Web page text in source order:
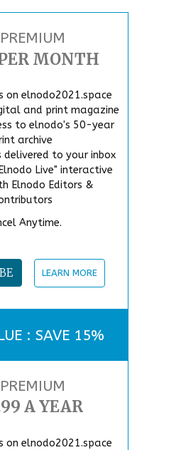
MONTH
on elnodo2021.space
and print magazine
to elnodo's 50-year
archive
delivered to your inbox
Live" interactive
Elnodo Editors &
Anytime.
LEARN MORE
: SAVE 15%
A YEAR
on elnodo2021.space